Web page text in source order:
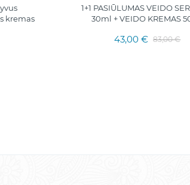
kremas
1+1 PASIŪLUMAS VEIDO
30ml + VEIDO KREMAS
43,00 € 83,00 €